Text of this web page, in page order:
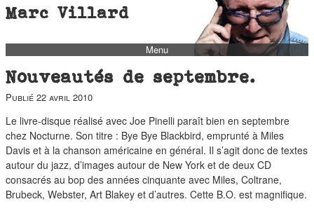
Marc Villard
Menu
biblio
barbès
music
autofiction
interviews
Nouveautés de septembre.
Publié 22 avril 2010
Le livre-disque réalisé avec Joe Pinelli paraît bien en septembre
chez Nocturne. Son titre : Bye Bye Blackbird, emprunté à Miles
Davis et à la chanson américaine en général. Il s’agit donc de textes
autour du jazz, d’images autour de New York et de deux CD
consacrés au bop des années cinquante avec Miles, Coltrane,
Brubeck, Webster, Art Blakey et d’autres. Cette B.O. est magnifique.